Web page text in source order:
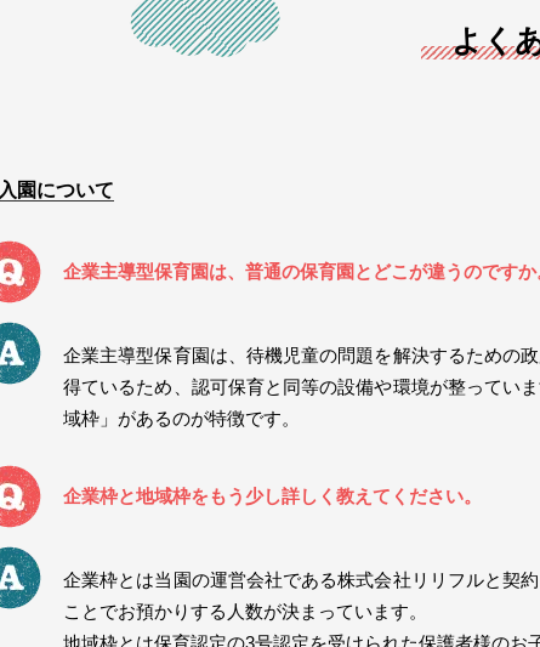
よく
入園について
企業主導型保育園は、普通の保育園とどこが違うのですか
企業主導型保育園は、待機児童の問題を解決するための
得ているため、認可保育と同等の設備や環境が整ってい
域枠」があるのが特徴です。
企業枠と地域枠をもう少し詳しく教えてください。
企業枠とは当園の運営会社である株式会社リリフルと契
ことでお預かりする人数が決まっています。